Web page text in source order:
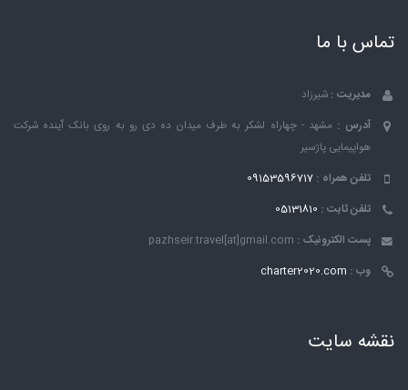
تماس با ما
مدیریت : شیرزاد
آدرس : مشهد - چهاراه لشکر به طرف میدان ده دی رو به روی بانک ٱینده شرکت
هواپیمایی پاژسیر
تلفن همراه : 09153596717
تلفن ثابت : 05131810
پست الکترونیک : pazhseir.travel[at]gmail.com
وب : charter2020.com
نقشه سایت